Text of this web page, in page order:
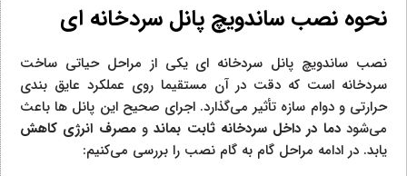
نحوه نصب ساندویچ پانل سردخانه‌ ای
نصب ساندویچ پانل سردخانه‌ ای یکی از مراحل حیاتی ساخت
سردخانه است که دقت در آن مستقیما روی عملکرد عایق‌ بندی
حرارتی و دوام سازه تأثیر می‌گذارد. اجرای صحیح این پانل‌ ها باعث
می‌شوددما در داخل سردخانه ثابت بماندومصرف انرژی کاهش
یابد. در ادامه مراحل گام‌ به‌ گام نصب را بررسی می‌کنیم: